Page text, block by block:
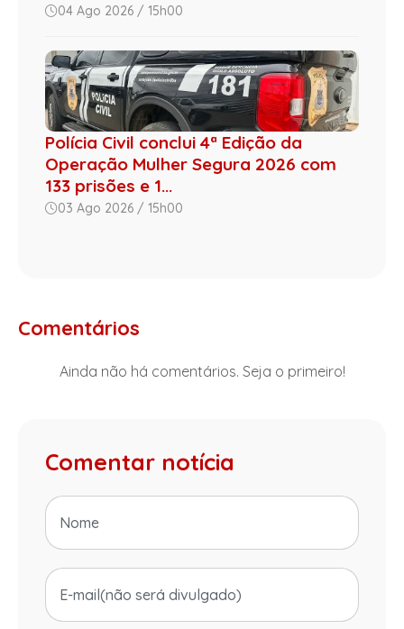
04 Ago 2026 / 15h00
Polícia Civil conclui 4ª Edição da
Operação Mulher Segura 2026 com
133 prisões e 1...
03 Ago 2026 / 15h00
Comentários
Ainda não há comentários. Seja o primeiro!
Comentar notícia